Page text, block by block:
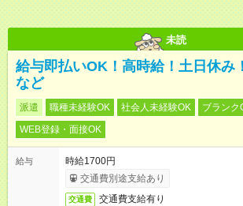
未読
給与即払いOK！高時給！土日休み
など
派遣 職種未経験OK 社会人未経験OK
ブランク
WEB登録・面接OK
給与
時給1700円
交通費別途支給あり
交通費 交通費支給有り